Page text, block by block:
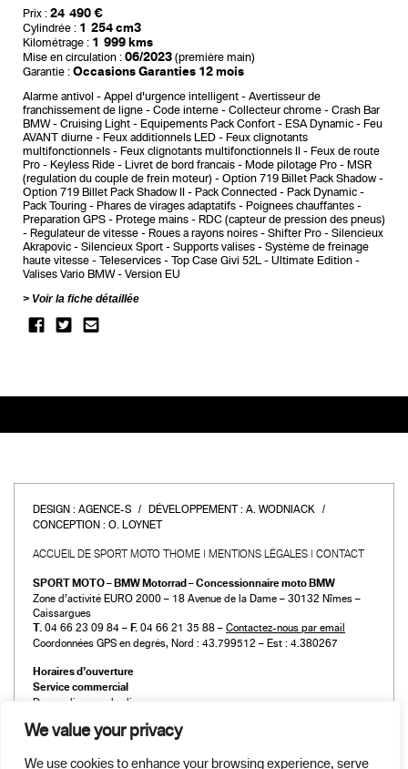
We value your privacy
We use cookies to enhance your browsing experience, serve
Prix : 24 490 €
Cylindrée : 1 254 cm3
Kilométrage : 1 999 kms
Mise en circulation : 06/2023 (première main)
Garantie : Occasions Garanties 12 mois
Alarme antivol Appel d'urgence intelligent
Avertisseur de
franchissement de ligne
Code interne Collecteur chrome
Crash Bar
BMW
Cruising Light Equipements Pack Confort ESA Dynamic
Feu
AVANT diurne
Feux additionnels LED
Feux clignotants
multifonctionnels
Feux clignotants multifonctionnels II
Feux de route
Pro
Keyless Ride Livret de bord francais Mode pilotage Pro
MSR
(regulation du couple de frein moteur)
Option 719 Billet Pack Shadow
Option 719 Billet Pack Shadow II
Pack Connected
Pack Dynamic
Pack Touring
Phares de virages adaptatifs
Poignees chauffantes
Preparation GPS
Protege mains
RDC (capteur de pression des pneus)
Regulateur de vitesse
Roues a rayons noires Shifter Pro
Silencieux
Akrapovic
Silencieux Sport Supports valises
Système de freinage
haute vitesse
Teleservices Top Case Givi 52L
Ultimate Edition
Valises Vario BMW
Version EU
Voir la fiche détaillée
DESIGN : AGENCE-S DÉVELOPPEMENT : A. WODNIACK
CONCEPTION : O. LOYNET
ACCUEIL DE SPORT MOTO THOME MENTIONS LÉGALES CONTACT
SPORT MOTO – BMW Motorrad – Concessionnaire moto BMW
Zone d’activité EURO 2000 – 18 Avenue de la Dame – 30132 Nîmes –
Caissargues
T. 04 66 23 09 84 – F. 04 66 21 35 88 – Contactez-nous par email
Coordonnées GPS en degrés, Nord : 43.799512 – Est : 4.380267
Horaires d’ouverture
Service commercial
Du mardi au vendredi :
Le samedi :